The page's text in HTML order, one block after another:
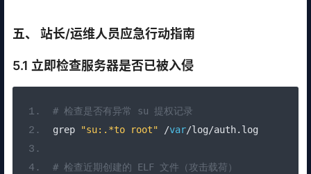
五、 站长/运维人员应急行动指南
5.1 立即检查服务器是否已被入侵
# 检查是否有异常 su 提权记录
grep
"su:.*to root" /var/log/auth. log
# 检查近期创建的 ELF 文件（攻击载荷）